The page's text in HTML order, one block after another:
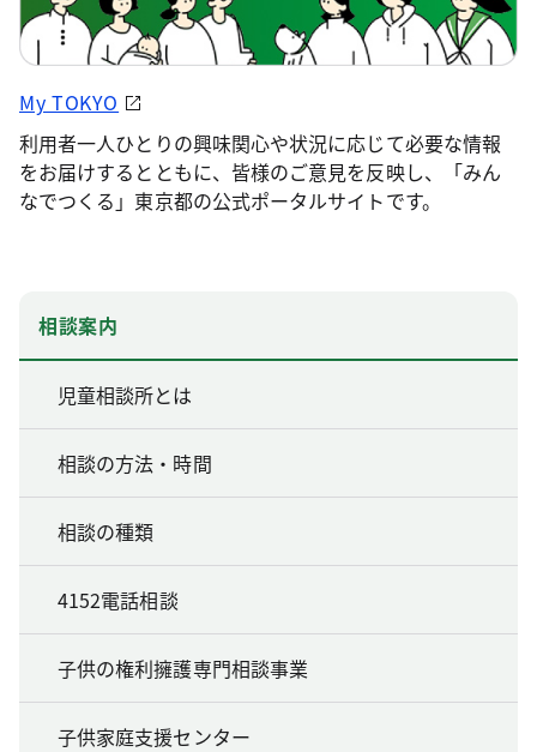
My TOKYO
利用者一人ひとりの興味関心や状況に応じて必要な情報
をお届けするとともに、皆様のご意見を反映し、「みん
なでつくる」東京都の公式ポータルサイトです。
相談案内
児童相談所とは
相談の方法・時間
相談の種類
4152電話相談
子供の権利擁護専門相談事業
子供家庭支援センター